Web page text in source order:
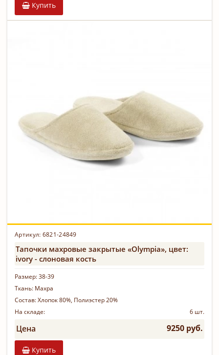
Купить
Артикул: 6821-24849
Тапочки махровые закрытые «Olympia», цвет:
ivory - слоновая кость
Размер:38-39
Ткань: Махра
Состав:Хлопок 80%, Полиэстер 20%
На складе:
6 шт.
Цена 9250 руб.
Купить